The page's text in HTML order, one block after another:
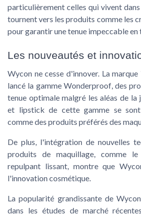
particulièrement celles qui vivent dans
tournent vers les produits comme les
pour garantir une tenue impeccable
Les nouveautés et
Wycon ne cesse d'innover. La
lancé la gamme Wonderproof, des
tenue optimale malgré les aléas de la
et lipstick de cette gamme se
comme des produits préférés des
De plus, l'intégration de nouvelles
produits de maquillage, comme
repulpant lissant, montre que
l'innovation cosmétique.
La popularité grandissante de
dans les études de marché